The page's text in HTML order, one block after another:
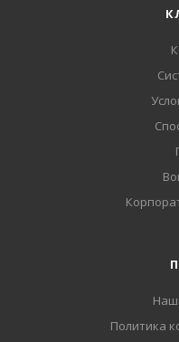
Политика